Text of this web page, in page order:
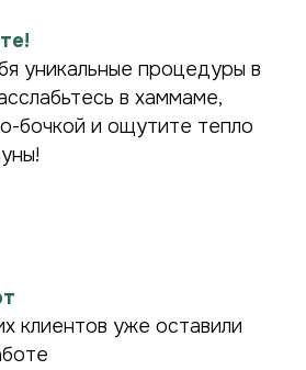
уникальные процедуры в
в хаммаме,
бочкой и ощутите тепло
клиентов уже оставили